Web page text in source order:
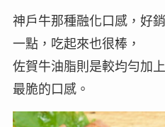
神戶牛那種融化口感，好
一點，吃起來也很棒，
佐賀牛油脂則是較均勻加
最脆的口感。